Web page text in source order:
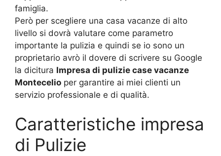
famiglia.
Però per scegliere una casa vacanze di alto
livello si dovrà valutare come parametro
importante la pulizia e quindi se io sono un
proprietario avrò il dovere di scrivere su Google
la dicitura Impresa di pulizie case vacanze
Montecelio per garantire ai miei clienti un
servizio professionale e di qualità.
Caratteristiche impresa
di Pulizie